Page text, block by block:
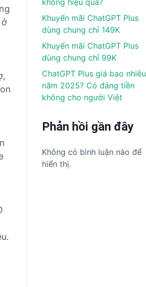
Khuyến mãi ChatGPT Plus
dùng chung chỉ 149K
Khuyến mãi ChatGPT Plus
dùng chung chỉ 99K
ChatGPT Plus giá bao nhiêu
năm 2025? Có đáng tiền
không cho người Việt
Phản hồi gần đây
Không có bình luận nào để
hiển thị.